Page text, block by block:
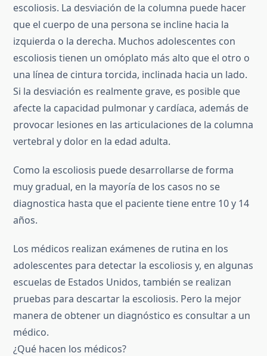
escoliosis. La desviación de la columna puede hacer
que el cuerpo de una persona se incline hacia la
izquierda o la derecha. Muchos adolescentes con
escoliosis tienen un omóplato más alto que el otro o
una línea de cintura torcida, inclinada hacia un lado.
Si la desviación es realmente grave, es posible que
afecte la capacidad pulmonar y cardíaca, además de
provocar lesiones en las articulaciones de la columna
vertebral y dolor en la edad adulta.
Como la escoliosis puede desarrollarse de forma
muy gradual, en la mayoría de los casos no se
diagnostica hasta que el paciente tiene entre 10 y 14
años.
Los médicos realizan exámenes de rutina en los
adolescentes para detectar la escoliosis y, en algunas
escuelas de Estados Unidos, también se realizan
pruebas para descartar la escoliosis. Pero la mejor
manera de obtener un diagnóstico es consultar a un
médico.
¿Qué hacen los médicos?